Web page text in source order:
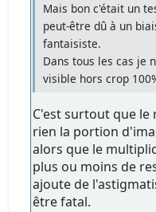
Mais bon c'était un
peut-être dû à un
fantaisiste.
Dans tous les cas je
visible hors crop
C'est surtout que le
rien la portion
alors que le
plus ou moins de
ajoute de
être fatal.